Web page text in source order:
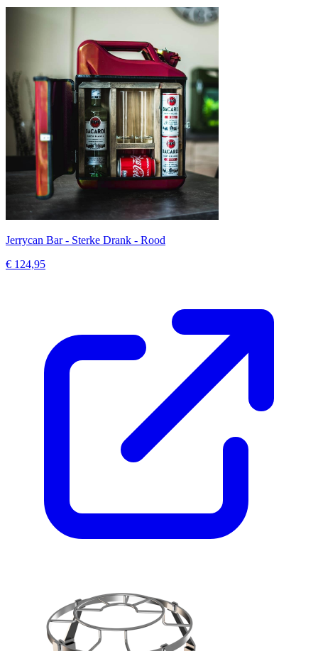
Jerrycan Bar - Sterke Drank - Rood
€ 124,95